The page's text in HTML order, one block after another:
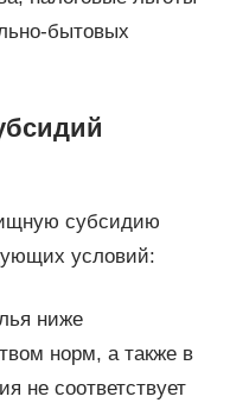
бытовых
субсидию
условий:
ниже
норм, а также в
не соответствует